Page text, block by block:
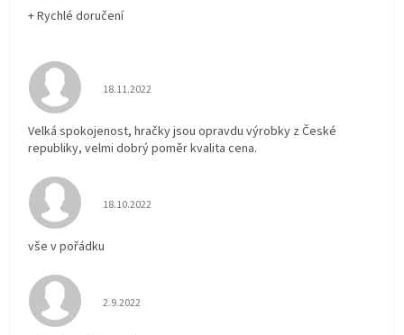
+ Rychlé doručení
Hodnocení obchodu je 5 z 5 hvězdiček.
18.11.2022
Velká spokojenost, hračky jsou opravdu výrobky z České
republiky, velmi dobrý poměr kvalita cena.
Hodnocení obchodu je 5 z 5 hvězdiček.
18.10.2022
vše v pořádku
Hodnocení obchodu je 5 z 5 hvězdiček.
2.9.2022